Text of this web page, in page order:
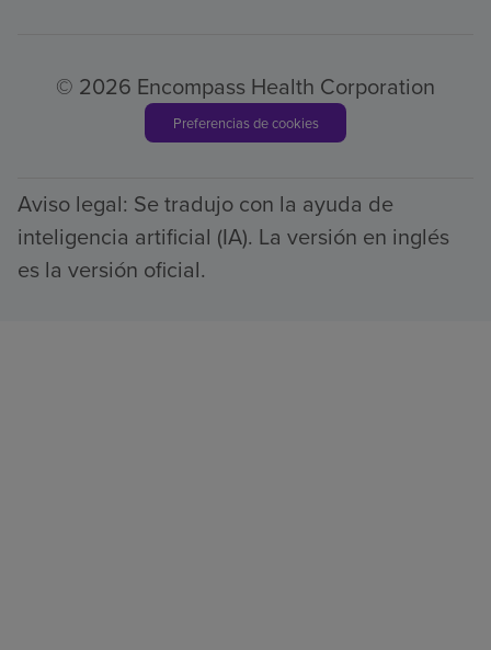
© 2026 Encompass Health Corporation
Preferencias de cookies
Aviso legal: Se tradujo con la ayuda de
inteligencia artificial (IA). La versión en inglés
es la versión oficial.